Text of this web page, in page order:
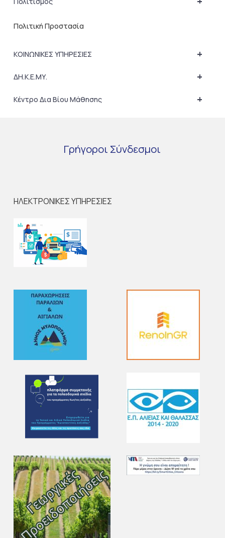
Πολιτική Προστασία
+
ΚΟΙΝΩΝΙΚΕΣ ΥΠΗΡΕΣΙΕΣ
+
ΔΗ.Κ.Ε.ΜΥ.
+
Κέντρο Δια Βίου Μάθησης
Γρήγοροι Σύνδεσμοι
ΗΛΕΚΤΡΟΝΙΚΕΣ ΥΠΗΡΕΣΙΕΣ